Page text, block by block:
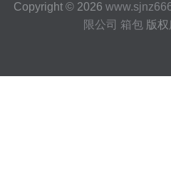
Copyright © 2026
限公司 箱包版权